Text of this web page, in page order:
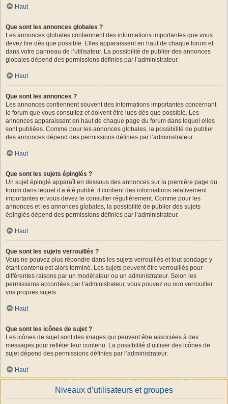
Haut
Que sont les annonces globales ?
Les annonces globales contiennent des informations importantes que vous
devez lire dès que possible. Elles apparaissent en haut de chaque forum et
dans votre panneau de l’utilisateur. La possibilité de publier des annonces
globales dépend des permissions définies par l’administrateur.
Haut
Que sont les annonces ?
Les annonces contiennent souvent des informations importantes concernant
le forum que vous consultez et doivent être lues dès que possible. Les
annonces apparaissent en haut de chaque page du forum dans lequel elles
sont publiées. Comme pour les annonces globales, la possibilité de publier
des annonces dépend des permissions définies par l’administrateur.
Haut
Que sont les sujets épinglés ?
Un sujet épinglé apparaît en dessous des annonces sur la première page du
forum dans lequel il a été publié. il contient des informations relativement
importantes et vous devez le consulter régulièrement. Comme pour les
annonces et les annonces globales, la possibilité de publier des sujets
épinglés dépend des permissions définies par l’administrateur.
Haut
Que sont les sujets verrouillés ?
Vous ne pouvez plus répondre dans les sujets verrouillés et tout sondage y
étant contenu est alors terminé. Les sujets peuvent être verrouillés pour
différentes raisons par un modérateur ou un administrateur. Selon les
permissions accordées par l’administrateur, vous pouvez ou non verrouiller
vos propres sujets.
Haut
Que sont les icônes de sujet ?
Les icônes de sujet sont des images qui peuvent être associées à des
messages pour refléter leur contenu. La possibilité d’utiliser des icônes de
sujet dépend des permissions définies par l’administrateur.
Haut
Niveaux d’utilisateurs et groupes